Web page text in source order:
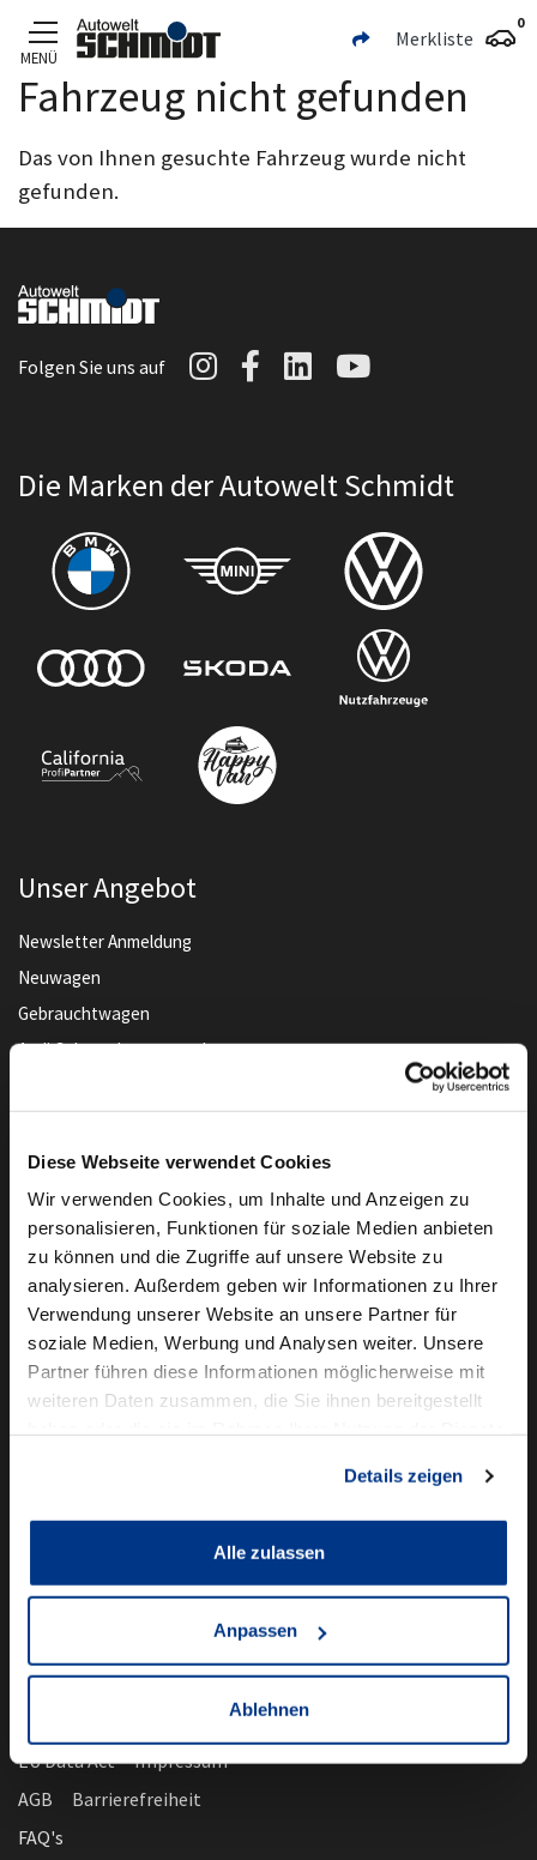
Diese Webseite verwendet Cookies
Wir verwenden Cookies, um Inhalte und Anzeigen zu
personalisieren, Funktionen für soziale Medien anbieten
zu können und die Zugriffe auf unsere Website zu
analysieren. Außerdem geben wir Informationen zu Ihrer
Verwendung unserer Website an unsere Partner für
soziale Medien, Werbung und Analysen weiter. Unsere
Partner führen diese Informationen möglicherweise mit
weiteren Daten zusammen, die Sie ihnen bereitgestellt
Details zeigen
Alle zulassen
Anpassen
Ablehnen
Zum Hauptinhalt
MENÜ
Merkliste
0
Fahrzeug nicht gefunden
Das von Ihnen gesuchte Fahrzeug wurde nicht
gefunden.
Folgen Sie uns auf Autowelt Schmidt auf
Autowelt Schmidt
AutoweltAutowelt
Die Marken der Autowelt Schmidt
Unser Angebot
Newsletter Anmeldung
Neuwagen
Gebrauchtwagen
Audi Gebrauchtwagen :plus
Online-Terminbuchung
Für Geschäftskunden
Audi Business
BMW Geschäftskunden
Volkswagen Professional Class
Autowelt Schmidt
News & Events
Ausbildung
EU Data Act
Impressum
AGB
Barrierefreiheit
FAQ's